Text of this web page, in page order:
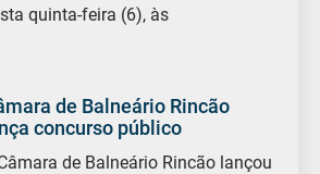
quinta-feira (6), às
de Balneário Rincão
concurso público
de Balneário Rincão lançou